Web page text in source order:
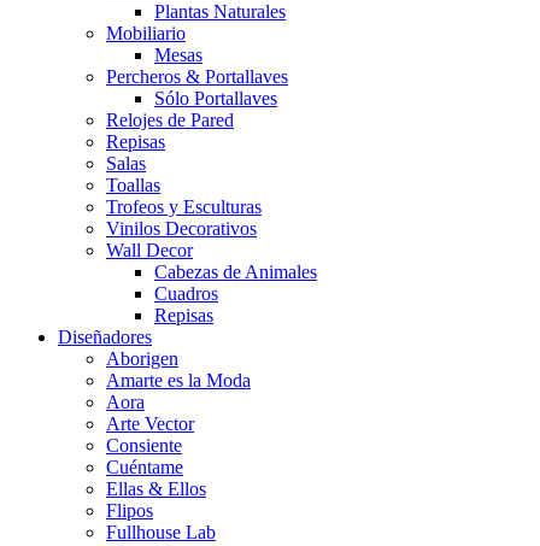
Plantas Naturales
Mobiliario
Mesas
Percheros & Portallaves
Sólo Portallaves
Relojes de Pared
Repisas
Salas
Toallas
Trofeos y Esculturas
Vinilos Decorativos
Wall Decor
Cabezas de Animales
Cuadros
Repisas
Diseñadores
Aborigen
Amarte es la Moda
Aora
Arte Vector
Consiente
Cuéntame
Ellas & Ellos
Flipos
Fullhouse Lab